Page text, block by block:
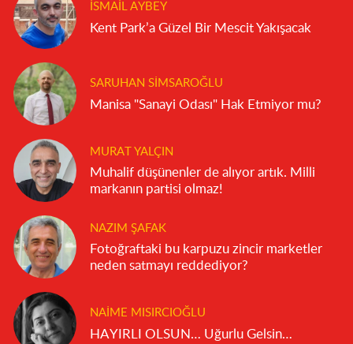
İSMAIL AYBEY
Kent Park’a Güzel Bir Mescit Yakışacak
SARUHAN SIMSAROĞLU
Manisa "Sanayi Odası" Hak Etmiyor mu?
MURAT YALÇIN
Muhalif düşünenler de alıyor artık. Milli
markanın partisi olmaz!
NAZIM ŞAFAK
Fotoğraftaki bu karpuzu zincir marketler
neden satmayı reddediyor?
NAIME MISIRCIOĞLU
HAYIRLI OLSUN… Uğurlu Gelsin…